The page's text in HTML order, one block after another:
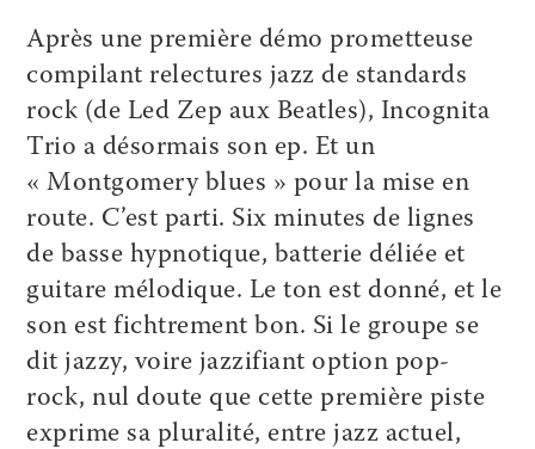
Après une première démo prometteuse
compilant relectures jazz de standards
rock (de Led Zep aux Beatles), Incognita
Trio a désormais son ep. Et un
« Montgomery blues » pour la mise en
route. C’est parti. Six minutes de lignes
de basse hypnotique, batterie déliée et
guitare mélodique. Le ton est donné, et le
son est fichtrement bon. Si le groupe se
dit jazzy, voire jazzifiant option pop-
rock, nul doute que cette première piste
exprime sa pluralité, entre jazz actuel,